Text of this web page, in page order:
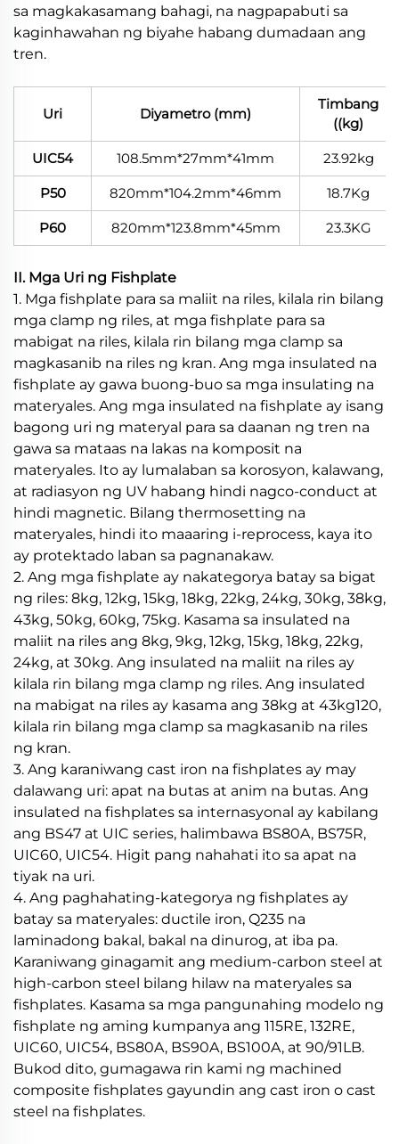
sa magkakasamang bahagi, na nagpapabuti sa
kaginhawahan ng biyahe habang dumadaan ang
tren.
Uri Diyametro (mm)
Timbang
((kg)
UIC54 108.5mm*27mm*41mm 23.92kg
P50 820mm*104.2mm*46mm 18.7Kg
P60 820mm*123.8mm*45mm 23.3KG
II. Mga Uri ng Fishplate
1. Mga fishplate para sa maliit na riles, kilala rin bilang
mga clamp ng riles, at mga fishplate para sa
mabigat na riles, kilala rin bilang mga clamp sa
magkasanib na riles ng kran. Ang mga insulated na
fishplate ay gawa buong-buo sa mga insulating na
materyales. Ang mga insulated na fishplate ay isang
bagong uri ng materyal para sa daanan ng tren na
gawa sa mataas na lakas na komposit na
materyales. Ito ay lumalaban sa korosyon, kalawang,
at radiasyon ng UV habang hindi nagco-conduct at
hindi magnetic. Bilang thermosetting na
materyales, hindi ito maaaring i-reprocess, kaya ito
ay protektado laban sa pagnanakaw.
2. Ang mga fishplate ay nakategorya batay sa bigat
ng riles: 8kg, 12kg, 15kg, 18kg, 22kg, 24kg, 30kg, 38kg,
43kg, 50kg, 60kg, 75kg. Kasama sa insulated na
maliit na riles ang 8kg, 9kg, 12kg, 15kg, 18kg, 22kg,
24kg, at 30kg. Ang insulated na maliit na riles ay
kilala rin bilang mga clamp ng riles. Ang insulated
na mabigat na riles ay kasama ang 38kg at 43kg120,
kilala rin bilang mga clamp sa magkasanib na riles
ng kran.
3. Ang karaniwang cast iron na fishplates ay may
dalawang uri: apat na butas at anim na butas. Ang
insulated na fishplates sa internasyonal ay kabilang
ang BS47 at UIC series, halimbawa BS80A, BS75R,
UIC60, UIC54. Higit pang nahahati ito sa apat na
tiyak na uri.
4. Ang paghahating-kategorya ng fishplates ay
batay sa materyales: ductile iron, Q235 na
laminadong bakal, bakal na dinurog, at iba pa.
Karaniwang ginagamit ang medium-carbon steel at
high-carbon steel bilang hilaw na materyales sa
fishplates. Kasama sa mga pangunahing modelo ng
fishplate ng aming kumpanya ang 115RE, 132RE,
UIC60, UIC54, BS80A, BS90A, BS100A, at 90/91LB.
Bukod dito, gumagawa rin kami ng machined
composite fishplates gayundin ang cast iron o cast
steel na fishplates.